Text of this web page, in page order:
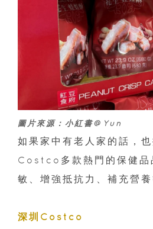
圖片來源：小紅書@Yun
如果家中有老人家的話，
Costco多款熱門的保健品
敏、增強抵抗力、補充營養
深圳Costco